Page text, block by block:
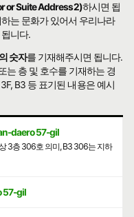
or Suite Address2)하시면 됩
는 문화가 있어서 우리나라
니다.
숫자를 기재해주시면 됩니다.
는 층 및 호수를 기재하는 경
B3 등 표기된 내용은 예시
daero 57-gil
3층 306호 의미, B3 306는 지하
57-gil